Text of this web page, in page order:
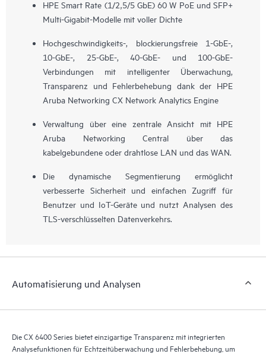
HPE Smart Rate (1/2,5/5 GbE) 60 W PoE und SFP+
Multi-Gigabit-Modelle mit voller Dichte
Hochgeschwindigkeits-, blockierungsfreie 1-GbE-,
10-GbE-, 25-GbE-, 40-GbE- und 100-GbE-
Verbindungen mit intelligenter Überwachung,
Transparenz und Fehlerbehebung dank der HPE
Aruba Networking CX Network Analytics Engine
Verwaltung über eine zentrale Ansicht mit HPE
Aruba Networking Central über das
kabelgebundene oder drahtlose LAN und das WAN.
Die dynamische Segmentierung ermöglicht
verbesserte Sicherheit und einfachen Zugriff für
Benutzer und IoT-Geräte und nutzt Analysen des
TLS-verschlüsselten Datenverkehrs.
Automatisierung und Analysen
Die CX 6400 Series bietet einzigartige Transparenz mit integrierten
Analysefunktionen für Echtzeitüberwachung und Fehlerbehebung, um